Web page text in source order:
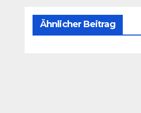
Ähnlicher Beitrag